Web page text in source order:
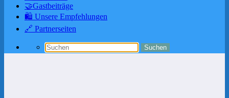
🤝Gastbeiträge
🛍️ Unsere Empfehlungen
🔗 Partnerseiten